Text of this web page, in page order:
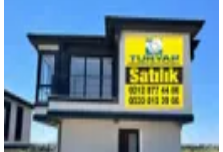
Müstakil Tripleks Villa
Silivri, Selimpaşa Mahallesi
6+2·300 m²·08.08.2026
16.000.000 ₺
TURYAP ISPARTAKULE EBRULİ TEMSİLCİLİĞİCengiz
Atalay
Ara